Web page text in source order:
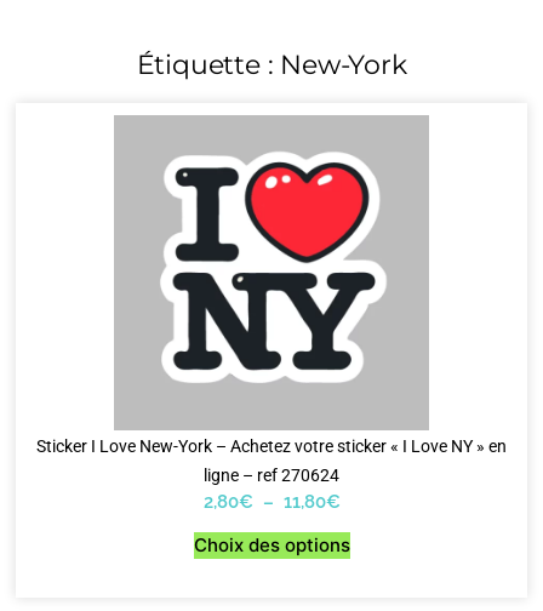
Étiquette : New-York
Sticker I Love New-York – Achetez votre sticker « I Love NY » en
ligne – ref 270624
2,80€ – 11,80€
Choix des options